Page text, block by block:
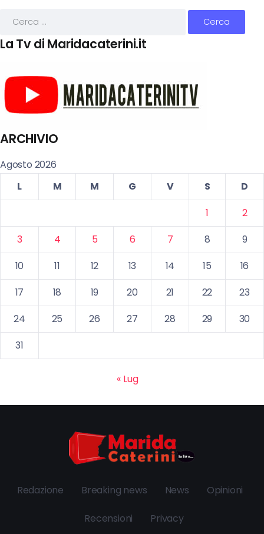
La Tv di Maridacaterini.it
ARCHIVIO
Agosto 2026
L
M M G V S
D
1
2
3
4 5 6 7 8
9
10
11 12 13 14 15
16
17
18 19 20 21 22
23
24
25 26 27 28 29
30
31
« Lug
Redazione Breaking news News Opinioni
Recensioni Privacy